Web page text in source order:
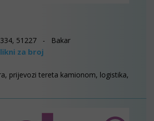
334, 51227 - Bakar
za broj
prijevozi tereta kamionom, logistika,